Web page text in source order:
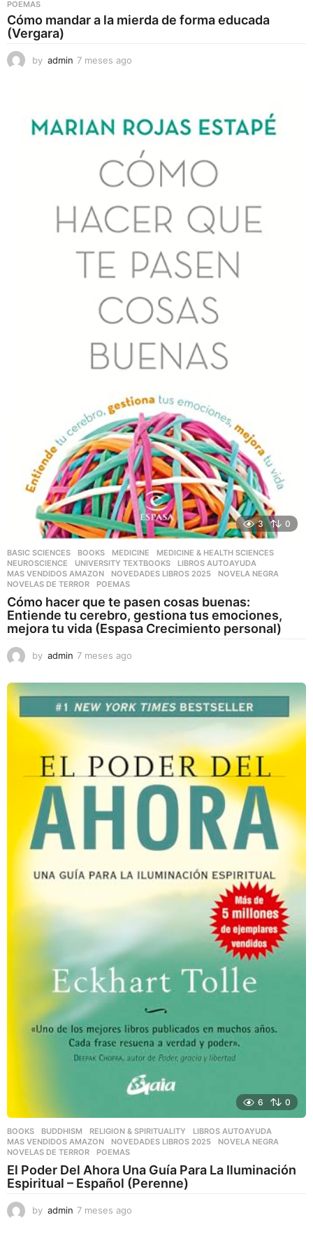
POEMAS
Cómo mandar a la mierda de forma educada
(Vergara)
by admin 7 meses ago
s
a
o
3 0
BASIC SCIENCES ,BOOKS ,MEDICINE ,MEDICINE & HEALTH SCIENCES
NEUROSCIENCE
,UNIVERSITY TEXTBOOKS LIBROS AUTOAYUDA
MAS VENDIDOS AMAZON
,NOVEDADES LIBROS 2025 ,NOVELA NEGRA
NOVELAS DE TERROR
,POEMAS
Cómo hacer que te pasen cosas buenas:
Entiende tu cerebro, gestiona tus emociones,
mejora tu vida (Espasa Crecimiento personal)
by admin 7 meses ago
e
s
e
o
6 0
BOOKS ,BUDDHISM ,RELIGION & SPIRITUALITY LIBROS AUTOAYUDA
MAS VENDIDOS AMAZON
,NOVEDADES LIBROS 2025 ,NOVELA NEGRA
NOVELAS DE TERROR
,POEMAS
El Poder Del Ahora Una Guía Para La Iluminación
Espiritual – Español (Perenne)
by admin 7 meses ago